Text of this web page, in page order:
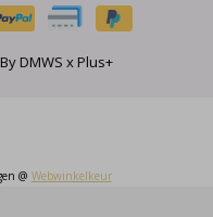
DMWS xPlus+
@ Webwinkelkeur